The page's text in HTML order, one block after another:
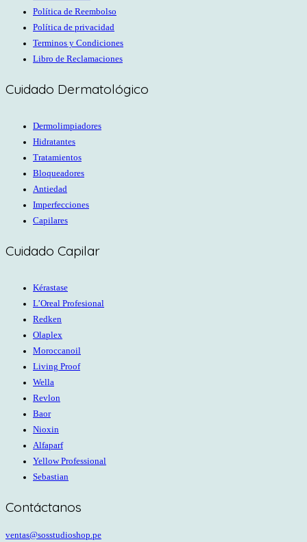
Política de Reembolso
Política de privacidad
Terminos y Condiciones
Libro de Reclamaciones
Cuidado Dermatológico
Dermolimpiadores
Hidratantes
Tratamientos
Bloqueadores
Antiedad
Imperfecciones
Capilares
Cuidado Capilar
Kérastase
L’Oreal Profesional
Redken
Olaplex
Moroccanoil
Living Proof
Wella
Revlon
Baor
Nioxin
Alfaparf
Yellow Professional
Sebastian
Contáctanos
ventas@sosstudioshop.pe